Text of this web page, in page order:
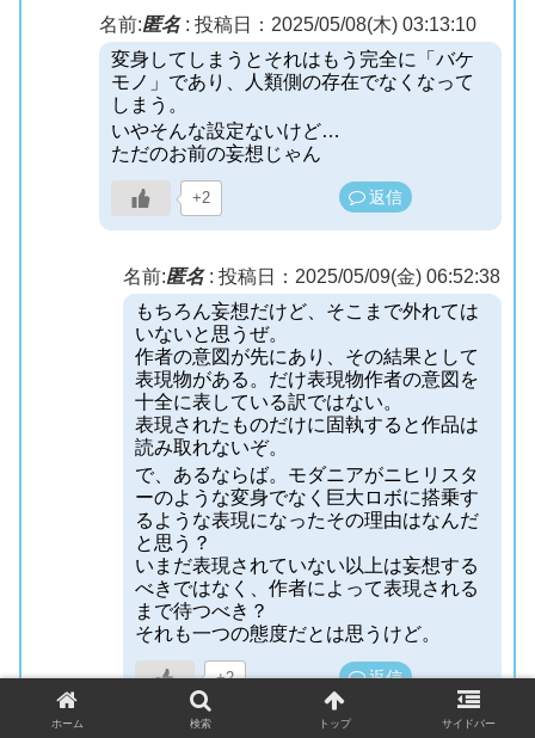
名前:匿名: 投稿日：2025/05/08(木) 03:13:10
変身してしまうとそれはもう完全に「バケ
モノ」であり、人類側の存在でなくなって
しまう。
いやそんな設定ないけど…
ただのお前の妄想じゃん
+2 返信
名前:匿名: 投稿日：2025/05/09(金) 06:52:38
もちろん妄想だけど、そこまで外れては
いないと思うぜ。
作者の意図が先にあり、その結果として
表現物がある。だけ表現物作者の意図を
十全に表している訳ではない。
表現されたものだけに固執すると作品は
読み取れないぞ。
で、あるならば。モダニアがニヒリスタ
ーのような変身でなく巨大ロボに搭乗す
るような表現になったその理由はなんだ
と思う？
いまだ表現されていない以上は妄想する
べきではなく、作者によって表現される
まで待つべき？
それも一つの態度だとは思うけど。
+2 返信
ホーム 検索 トップ サイドバー